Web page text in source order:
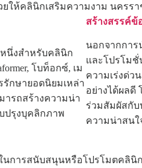
ห้คลินิกเสริมความงาม นครร
นึ่งสำหรับคลินิก
โบท็อกซ์, เม
กษายอดนิยมเหล่า
ารถสร้างความน่า
ปรุงบุคลิกภาพ
สร้างสรรค์ข้
นอกจากการ
และโปรโมชั่
ความเร่งด่ว
อย่างได้ผลดี
ร่วมสัมผัสกับ
ความน่าสน
การสนับสนุนหรือโปรโมตคลิ